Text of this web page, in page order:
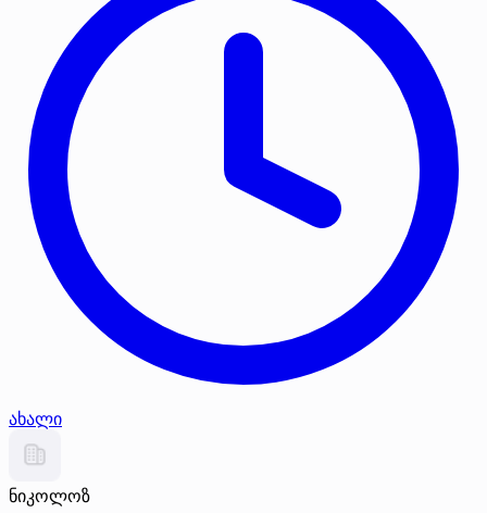
ახალი
ნიკოლოზ